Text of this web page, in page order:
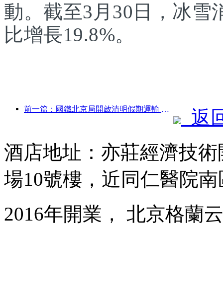
動。截至3月30日，冰雪
比增長19.8%。
前一篇：國鐵北京局開啟清明假期運輸 預計發送旅客737萬人次
返
酒店地址：亦莊經濟技
場10號樓，近同仁醫院南
2016年開業， 北京格